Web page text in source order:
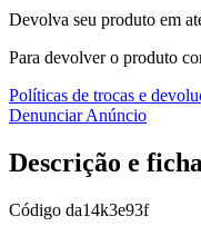
Devolva seu produto em
Para devolver o produto
Políticas de trocas e
Denunciar Anúncio
Descrição e
Código da14k3e93f